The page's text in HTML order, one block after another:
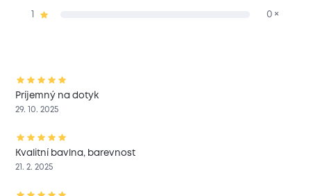
0 ×
Príjemný na dotyk
29. 10. 2025
Kvalitní bavlna, barevnost
21. 2. 2025